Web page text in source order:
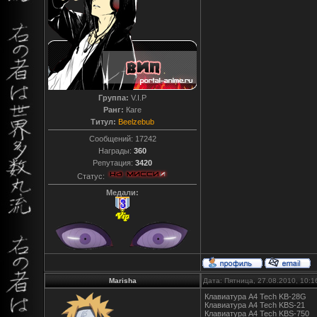
Группа: V.I.P
Ранг: Каге
Титул: Beelzebub
Сообщений: 17242
Награды: 360
Репутация: 3420
Статус:
Медали:
Marisha Дата: Пятница, 27.08.2010,
Клавиатура A4 Tech KB-28G
Клавиатура A4 Tech KBS-21
Клавиатура A4 Tech KBS-750